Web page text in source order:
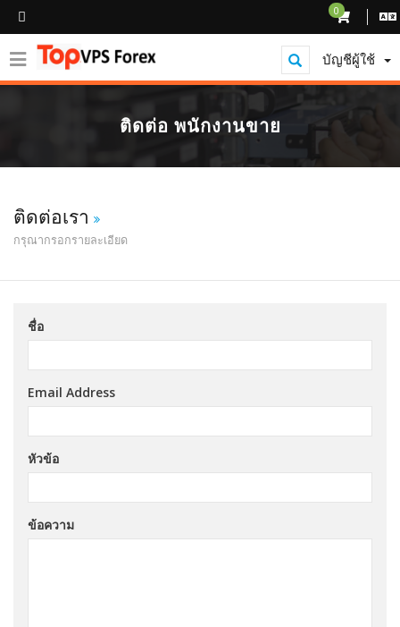
0
บัญชีผู้ใช้
ติดต่อ พนักงานขาย
ติดต่อเรา
กรุณากรอกรายละเอียด
ชื่อ
Email Address
หัวข้อ
ข้อความ